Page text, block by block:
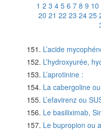
1 2 3 4 5 6 7 8 9 10
20 21 22 23 24 25
L’acide
L’hydroxyurée,
L’aprotinine :
La cabergoline
L’efavirenz ou
Le basiliximab,
Le bupropion ou